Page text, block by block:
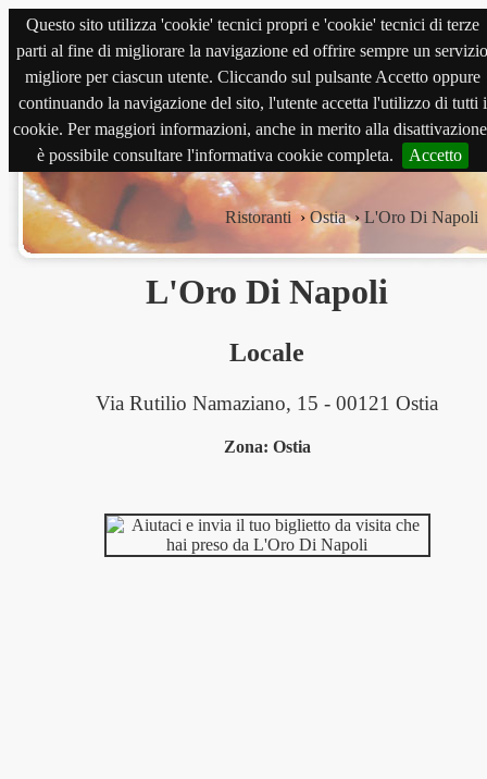
Questo sito utilizza 'cookie' tecnici propri e 'cookie' tecnici di terze
parti al fine di migliorare la navigazione ed offrire sempre un servizio
migliore per ciascun utente. Cliccando sul pulsante Accetto oppure
continuando la navigazione del sito, l'utente accetta l'utilizzo di tutti i
cookie. Per maggiori informazioni, anche in merito alla
è possibile consultare l'informativa cookie completa.
Accetto
magnabene.com
Ristoranti ›Ostia › L'Oro Di Napoli
L'Oro Di Napoli
Locale
Via Rutilio Namaziano, 15 - 00121 Ostia
Zona: Ostia